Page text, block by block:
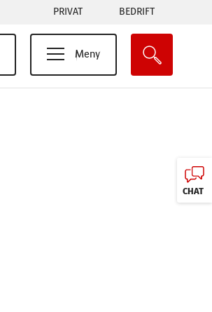
Tabs
menu
PRIVAT BEDRIFT
Meny
CHAT